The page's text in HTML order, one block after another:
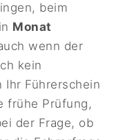
beim
Monat
wenn der
kein
Ihr Führerschein
frühe Prüfung,
der Frage, ob